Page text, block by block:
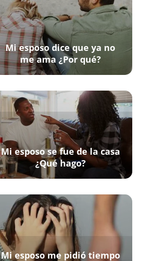
Mi esposo dice que ya no
me ama ¿Por qué?
Mi esposo se fue de la casa
¿Qué hago?
Mi esposo me pidió tiempo